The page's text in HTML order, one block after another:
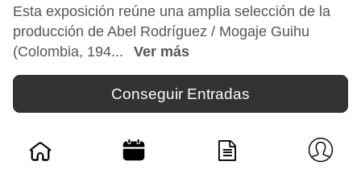
Esta exposición reúne una amplia selección de la
producción de Abel Rodríguez / Mogaje Guihu
(Colombia, 194...
Ver más
Conseguir Entradas